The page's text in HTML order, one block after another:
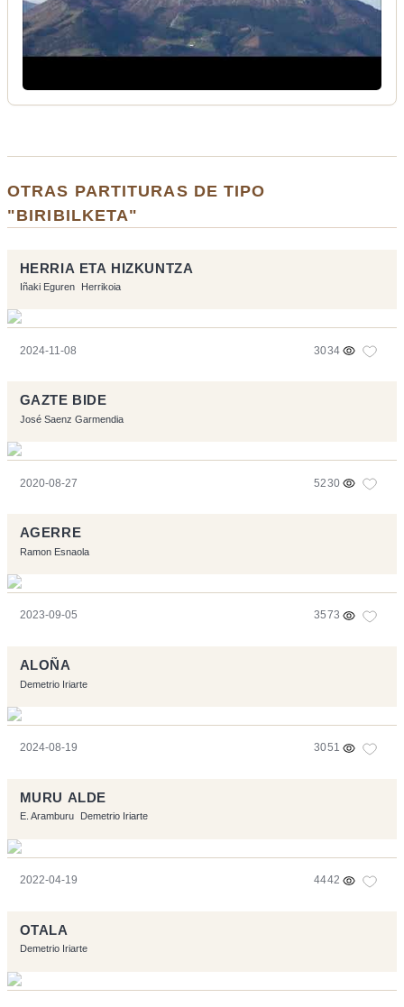
OTRAS PARTITURAS DE TIPO
"BIRIBILKETA"
HERRIA ETA HIZKUNTZA
Iñaki Eguren Herrikoia
2024-11-08 3034
GAZTE BIDE
José Saenz Garmendia
2020-08-27 5230
AGERRE
Ramon Esnaola
2023-09-05 3573
ALOÑA
Demetrio Iriarte
2024-08-19 3051
MURU ALDE
E. Aramburu Demetrio Iriarte
2022-04-19 4442
OTALA
Demetrio Iriarte